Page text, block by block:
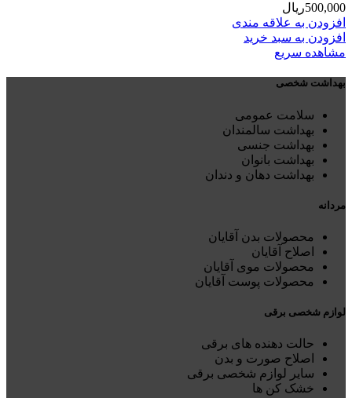
500,000ریال
افزودن به علاقه مندی
افزودن به سبد خرید
مشاهده سریع
بهداشت شخصی
سلامت عمومی
بهداشت سالمندان
بهداشت جنسی
بهداشت بانوان
بهداشت دهان و دندان
مردانه
محصولات بدن آقایان
اصلاح آقایان
محصولات موی آقایان
محصولات پوست آقایان
لوازم شخصی برقی
حالت دهنده های برقی
اصلاح صورت و بدن
سایر لوازم شخصی برقی
خشک کن ها